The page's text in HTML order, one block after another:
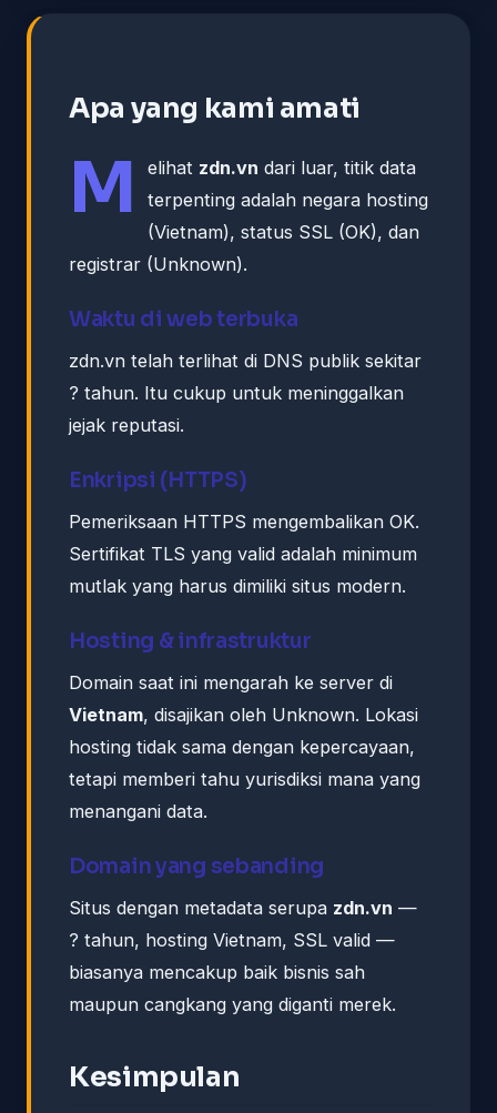
Apa yang kami amati
M elihat zdn.vn dari luar, titik data
terpenting adalah negara hosting
(Vietnam), status SSL (OK), dan
registrar (Unknown).
Waktu di web terbuka
zdn.vn telah terlihat di DNS publik sekitar
? tahun. Itu cukup untuk meninggalkan
jejak reputasi.
Enkripsi (HTTPS)
Pemeriksaan HTTPS mengembalikan OK.
Sertifikat TLS yang valid adalah minimum
mutlak yang harus dimiliki situs modern.
Hosting & infrastruktur
Domain saat ini mengarah ke server di
Vietnam, disajikan oleh Unknown. Lokasi
hosting tidak sama dengan kepercayaan,
tetapi memberi tahu yurisdiksi mana yang
menangani data.
Domain yang sebanding
Situs dengan metadata serupa zdn.vn —
? tahun, hosting Vietnam, SSL valid —
biasanya mencakup baik bisnis sah
maupun cangkang yang diganti merek.
Kesimpulan